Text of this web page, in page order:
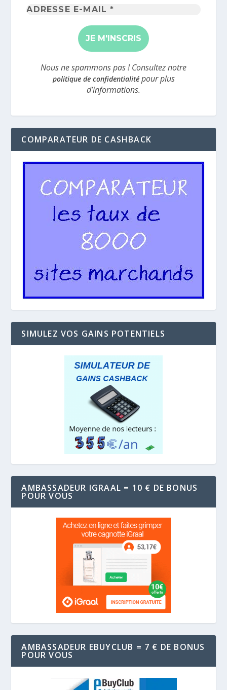
Adresse
mail
*
Nous ne spammons pas ! Consultez notre
politique de confidentialitépour plus
d’informations.
COMPARATEUR DE CASHBACK
SIMULEZ VOS GAINS POTENTIELS
AMBASSADEUR IGRAAL = 10 € DE BONUS
POUR VOUS
AMBASSADEUR EBUYCLUB = 7 € DE BONUS
POUR VOUS